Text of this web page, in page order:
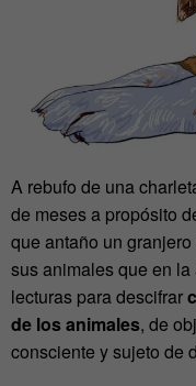
A rebufo de una
de meses a propósito
que antaño un
sus animales que en
lecturas para descifrar
de los animales, de
consciente y sujeto de